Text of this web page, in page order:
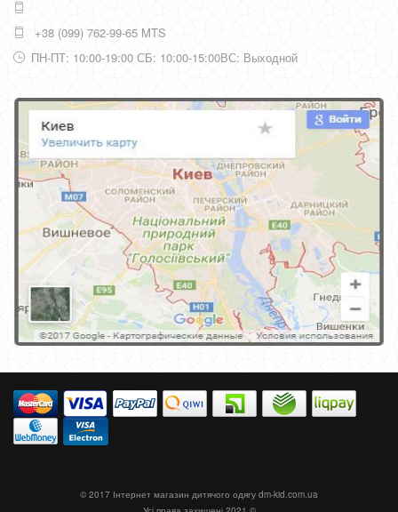
+38 (099) 762-99-65 MTS
ПН-ПТ: 10:00-19:00 СБ: 10:00-15:00ВС: Выходной
© 2017 Інтернет магазин дитячого одягу dm-kid.com.ua